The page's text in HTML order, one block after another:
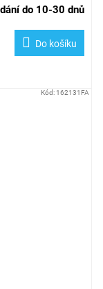
do 10-30 dnů
Do košíku
Kód: 162131FA